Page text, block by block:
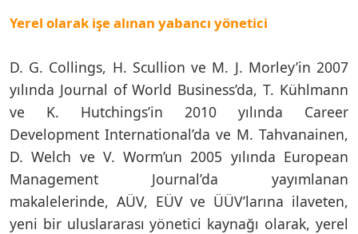
Yerel olarak işe alınan yabancı yönetici
D. G. Collings, H. Scullion ve M. J. Morley’in 2007
yılında Journal of World Business’da, T. Kühlmann
ve K. Hutchings’in 2010 yılında Career
Development International’da ve M. Tahvanainen,
D. Welch ve V. Worm’un 2005 yılında European
Management Journal’da yayımlanan
makalelerinde, AÜV, EÜV ve ÜÜV’larına ilaveten,
yeni bir uluslararası yönetici kaynağı olarak, yerel